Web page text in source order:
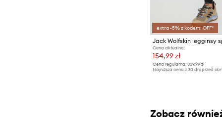
extra -5% z kodem: OFF*
Jack Wolfskin legginsy
Cena aktualna:
154,99 zł
Cena regularna: 339,99 zł
Najniższa cena z 30 dni przed
Zobacz